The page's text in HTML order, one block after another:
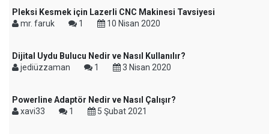
Pleksi Kesmek için Lazerli CNC Makinesi Tavsiyesi
mr. faruk
1 10 Nisan 2020
Dijital Uydu Bulucu Nedir ve Nasıl Kullanılır?
jediüzzaman
1 3 Nisan 2020
Powerline Adaptör Nedir ve Nasıl Çalışır?
xavi33
1 5 Şubat 2021